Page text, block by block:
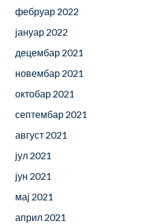
фебруар 2022
јануар 2022
децембар 2021
новембар 2021
октобар 2021
септембар 2021
август 2021
јул 2021
јун 2021
мај 2021
април 2021